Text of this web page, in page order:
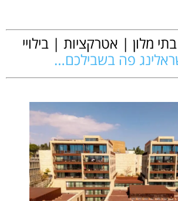
מלון | אטרקציות | בילויי
פה בשבילכם…